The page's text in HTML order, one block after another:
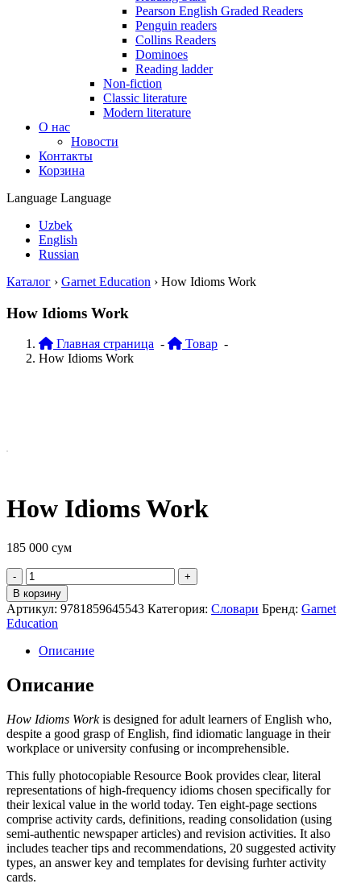
Pearson English Graded Readers
Penguin readers
Collins Readers
Dominoes
Reading ladder
Non-fiction
Classic literature
Modern literature
О нас
Новости
Контакты
Корзина
Language Language
Uzbek
English
Russian
Каталог › Garnet Education › How Idioms Work
How Idioms Work
Главная страница - Товар -
How Idioms Work
How Idioms Work
185 000 сум
Quantity
В корзину
Артикул: 9781859645543 Категория: Словари Бренд: Garnet
Education
Описание
Описание
How Idioms Workis designed for adult learners of English who,
despite a good grasp of English, find idiomatic language in their
workplace or university confusing or incomprehensible.
This fully photocopiable Resource Book provides clear, literal
representations of high-frequency idioms chosen specifically for
their lexical value in the world today. Ten eight-page sections
comprise activity cards, definitions, reading consolidation (using
semi-authentic newspaper articles) and revision activities. It also
includes teacher tips and recommendations, 20 suggested activity
types, an answer key and templates for devising furhter activity
cards.